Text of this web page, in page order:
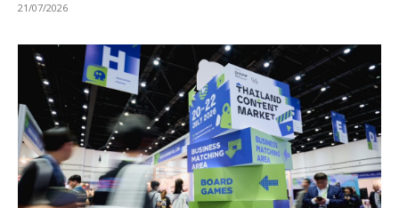
21/07/2026